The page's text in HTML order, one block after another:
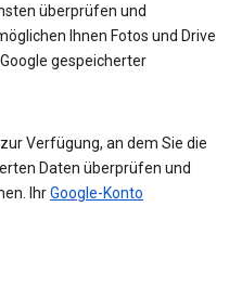
überprüfen und
Ihnen Fotos und Drive
gespeicherter
Verfügung, an dem Sie die
Daten überprüfen und
IhrGoogle-Konto